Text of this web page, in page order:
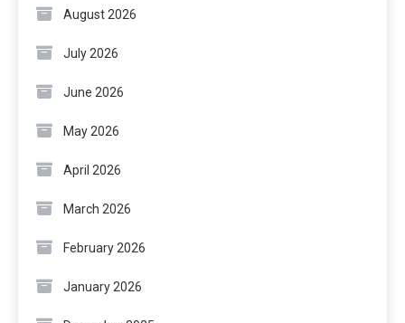
August 2026
July 2026
June 2026
May 2026
April 2026
March 2026
February 2026
January 2026